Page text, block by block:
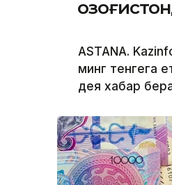
ASTANA.
минг тенгега
дея хабар